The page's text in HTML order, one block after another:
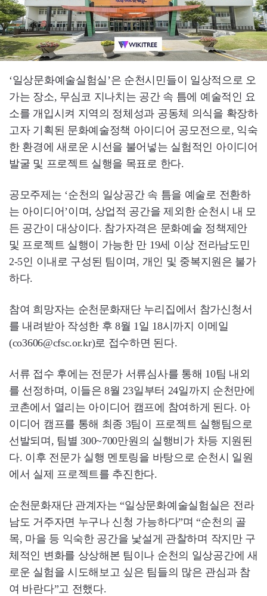
‘일상문화예술실험실’은 순천시민들이 일상적으로 오
가는 장소, 무심코 지나치는 공간 속 틈에 예술적인 요
소를 개입시켜 지역의 정체성과 공동체 의식을 확장하
고자 기획된 문화예술정책 아이디어 공모전으로, 익숙
한 환경에 새로운 시선을 불어넣는 실험적인 아이디어
발굴 및 프로젝트 실행을 목표로 한다.
공모주제는 ‘순천의 일상공간 속 틈을 예술로 전환하
는 아이디어’이며, 상업적 공간을 제외한 순천시 내 모
든 공간이 대상이다. 참가자격은 문화예술 정책제안
및 프로젝트 실행이 가능한 만 19세 이상 전라남도민
2-5인 이내로 구성된 팀이며, 개인 및 중복지원은 불가
하다.
참여 희망자는 순천문화재단 누리집에서 참가신청서
를 내려받아 작성한 후 8월 1일 18시까지 이메일
(co3606@cfsc.or.kr)로 접수하면 된다.
서류 접수 후에는 전문가 서류심사를 통해 10팀 내외
를 선정하며, 이들은 8월 23일부터 24일까지 순천만에
코촌에서 열리는 아이디어 캠프에 참여하게 된다. 아
이디어 캠프를 통해 최종 3팀이 프로젝트 실행팀으로
선발되며, 팀별 300~700만원의 실행비가 차등 지원된
다. 이후 전문가 실행 멘토링을 바탕으로 순천시 일원
에서 실제 프로젝트를 추진한다.
순천문화재단 관계자는 “일상문화예술실험실은 전라
남도 거주자면 누구나 신청 가능하다”며 “순천의 골
목, 마을 등 익숙한 공간을 낯설게 관찰하며 작지만 구
체적인 변화를 상상해본 팀이나 순천의 일상공간에 새
로운 실험을 시도해보고 싶은 팀들의 많은 관심과 참
여 바란다”고 전했다.